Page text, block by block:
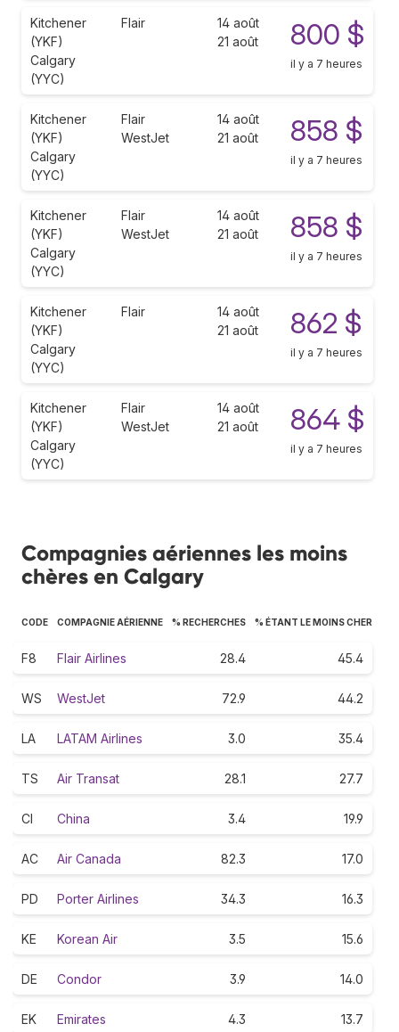
Kitchener
(YKF)
Calgary
(YYC)
Flair
14 août
21 août
800 $
il y a 7 heures
Kitchener
(YKF)
Calgary
(YYC)
Flair
WestJet
14 août
21 août
858 $
il y a 7 heures
Kitchener
(YKF)
Calgary
(YYC)
Flair
WestJet
14 août
21 août
858 $
il y a 7 heures
Kitchener
(YKF)
Calgary
(YYC)
Flair
14 août
21 août
862 $
il y a 7 heures
Kitchener
(YKF)
Calgary
(YYC)
Flair
WestJet
14 août
21 août
864 $
il y a 7 heures
Compagnies aériennes les moins
chères en Calgary
CODE COMPAGNIE AÉRIENNE % RECHERCHES % ÉTANT LE MOINS CHER
F8 Flair Airlines 28.4 45.4
WS WestJet 72.9 44.2
LA LATAM Airlines 3.0 35.4
TS Air Transat 28.1 27.7
CI China 3.4 19.9
AC Air Canada 82.3 17.0
PD Porter Airlines 34.3 16.3
KE Korean Air 3.5 15.6
DE Condor 3.9 14.0
EK Emirates 4.3 13.7